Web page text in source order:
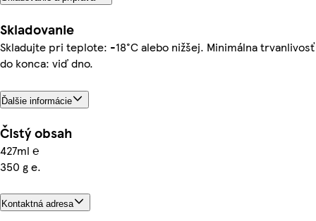
Skladovanie
Skladujte pri teplote: -18°C alebo nižšej. Minimálna trvanlivosť
do konca: viď dno.
Ďalšie informácie
Čistý obsah
427ml ℮
350 g e.
Kontaktná adresa